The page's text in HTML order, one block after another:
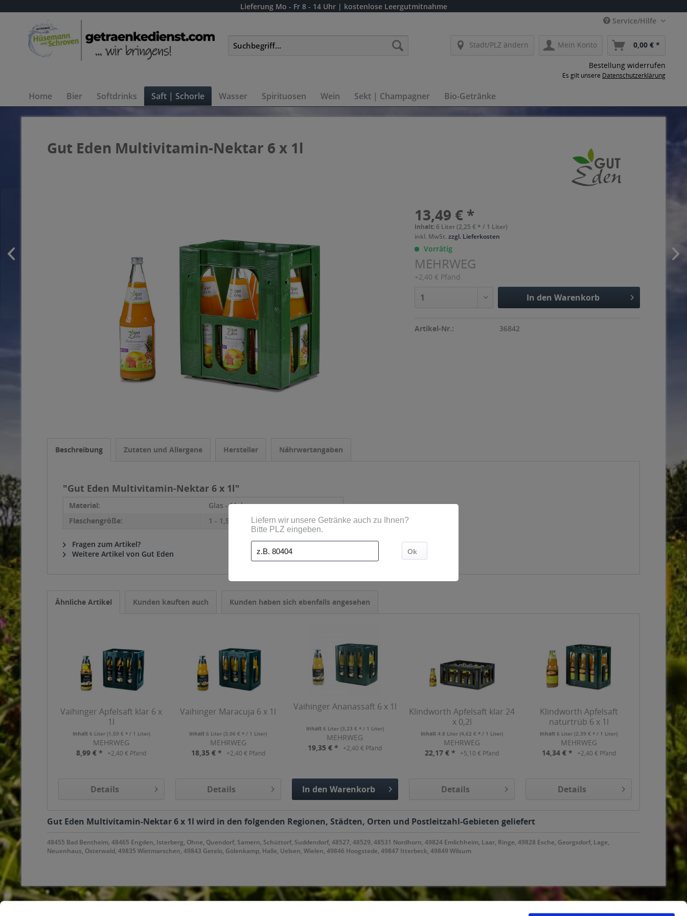
Lieferung Mo - Fr 8 - 14 Uhr | kostenlose Leergutmitnahme
Service/Hilfe
Stadt/PLZ ändern Mein Konto 0,00 € *
Bestellung widerrufen
Es gilt unsere Datenschutzerklärung
Home Bier Softdrinks Saft | Schorle Wasser Spirituosen Wein Sekt | Champagner Bio-Getränke
Gut Eden Multivitamin-Nektar 6 x 1l
13,49 € *
Inhalt: 6 Liter (2,25 € * / 1 Liter)
inkl. MwSt.zzgl. Lieferkosten
Vorrätig
MEHRWEG
+2,40 € Pfand
In den Warenkorb
Artikel-Nr.: 36842
Beschreibung Zutaten und Allergene Hersteller Nährwertangaben
"Gut Eden Multivitamin-Nektar 6 x 1l"
Material:
Glas - Mehrweg
Flaschengröße:
1 - 1,5 l
Fragen zum Artikel?
Weitere Artikel von Gut Eden
Ähnliche Artikel Kunden kauften auch Kunden haben sich ebenfalls angesehen
Vaihinger Apfelsaft klar 6 x
1l
Inhalt 6 Liter (1,50 € * / 1 Liter)
MEHRWEG
8,99 € *
+2,40 € Pfand
Details
Vaihinger Maracuja 6 x 1l
Inhalt6 Liter(3,06 € * / 1 Liter)
MEHRWEG
18,35 € *
+2,40 € Pfand
Details
Vaihinger Ananassaft 6 x 1l
Inhalt 6 Liter (3,23 € * / 1 Liter)
MEHRWEG
19,35 € *
+2,40 € Pfand
In den Warenkorb
Klindworth Apfelsaft klar 24
x 0,2l
Inhalt4.8 Liter(4,62 € * / 1 Liter)
MEHRWEG
22,17 € *
+5,10 € Pfand
Details
Klindworth Apfelsaft
naturtrüb 6 x 1l
Inhalt6 Liter(2,39 € * / 1 Liter)
MEHRWEG
14,34 € *
+2,40 € Pfand
Details
Gut Eden Multivitamin-Nektar 6 x 1l wird in den folgenden Regionen, Städten, Orten und Postleitzahl-Gebieten geliefert
48455 Bad Bentheim, 48465 Engden, Isterberg, Ohne, Quendorf, Samern, Schüttorf, Suddendorf, 48527, 48529, 48531 Nordhorn, 49824 Emlichheim, Laar, Ringe, 49828 Esche, Georgsdorf, Lage,
Neuenhaus, Osterwald, 49835 Wietmarschen, 49843 Getelo, Gölenkamp, Halle, Uelsen, Wielen, 49846 Hoogstede, 49847 Itterbeck, 49849 Wilsum